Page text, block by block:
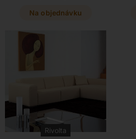
si z nepřeberného
navíc s praktickým
snímatelným potahem.
Tato vysoce kvalitní
pohovka s chromovanými
měkké sezení v mnoha
rozměrech.
Na objednávku
Rivolta